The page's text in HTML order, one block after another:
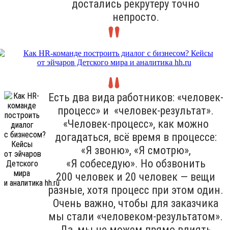
достались рекрутеру точно
непросто.
Есть два вида работников: «человек-
процесс» и «человек-результат».
«Человек-процесс», как можно
догадаться, всё время в процессе:
«Я звоню», «Я смотрю»,
«Я собеседую». Но обзвонить
200 человек и 20 человек — вещи
разные, хотя процесс при этом один.
Очень важно, чтобы для заказчика
мы стали «человеком-результатом».